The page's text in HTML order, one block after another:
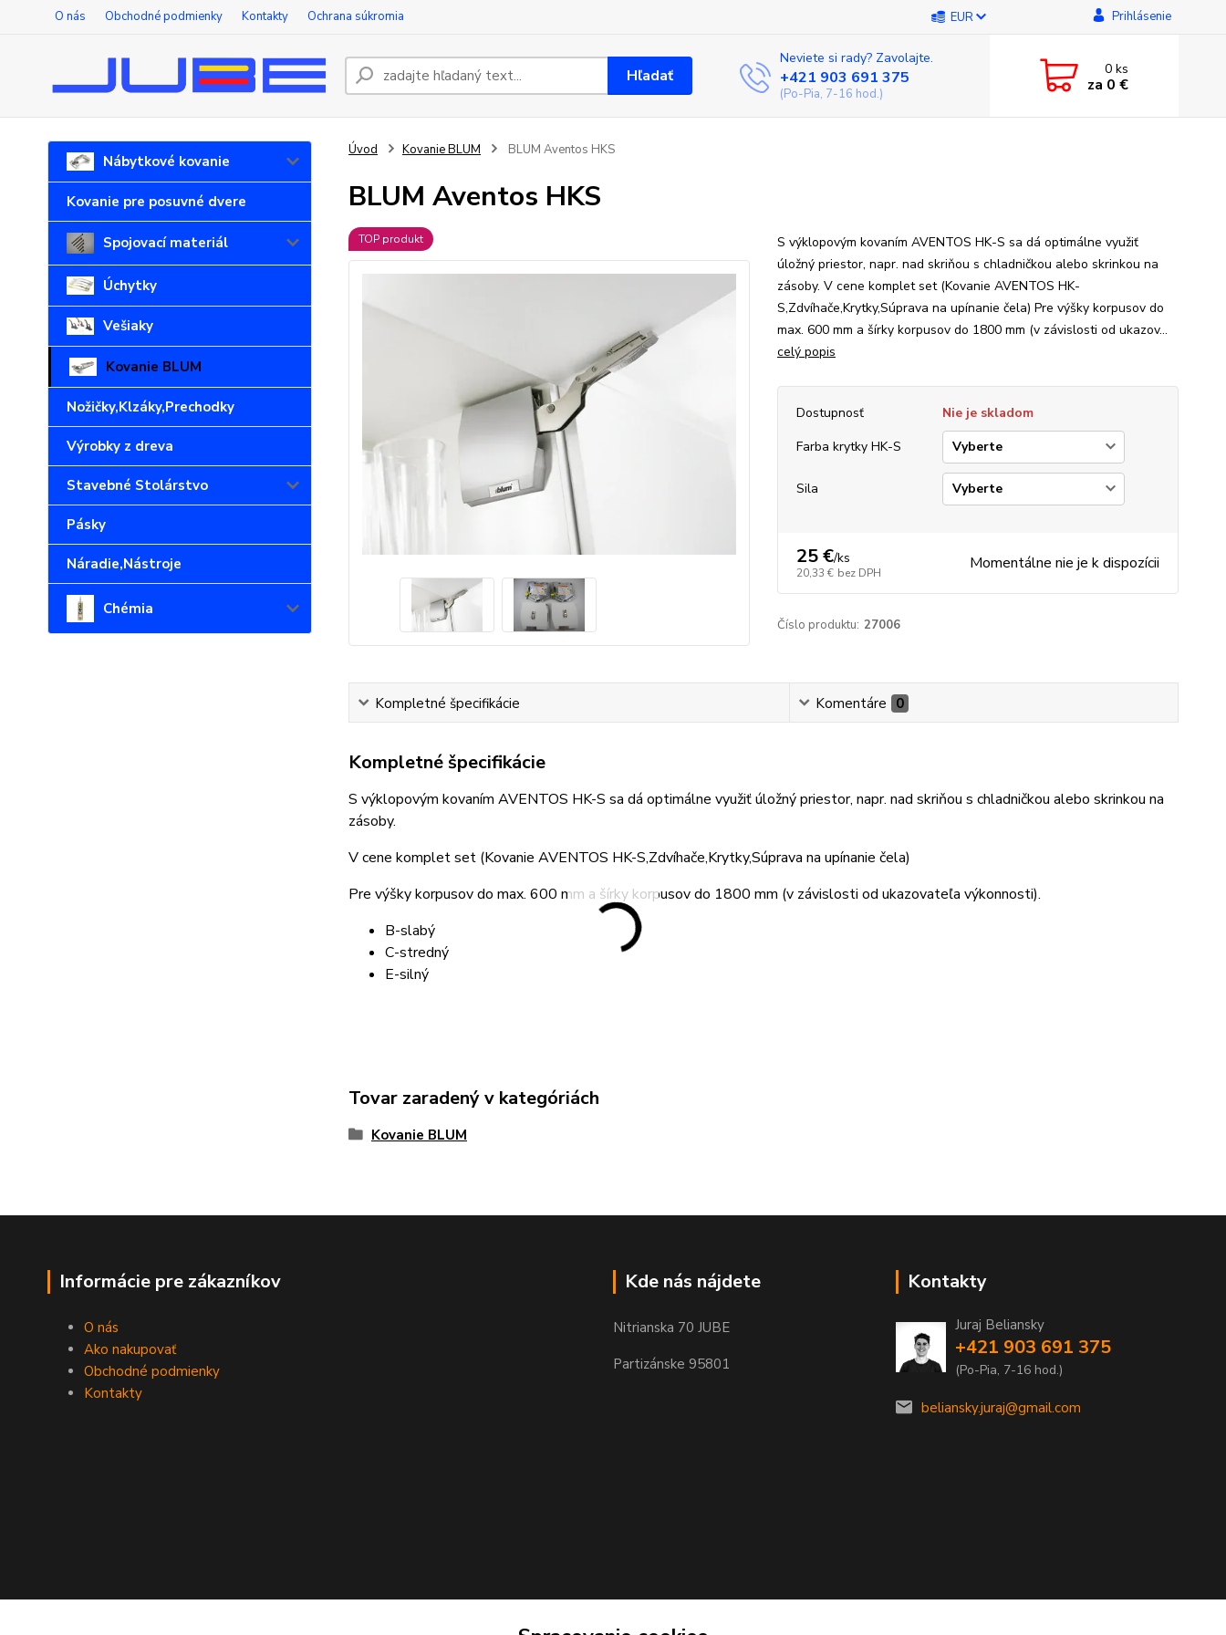
O nás Obchodné podmienky Kontakty Ochrana súkromia EUR Prihlásenie
Hľadať
Neviete si rady? Zavolajte.
+421 903 691 375
(Po-Pia, 7-16 hod.)
0ks
za 0 €
Nábytkové kovanie
Kovanie pre posuvné dvere
Spojovací materiál
Úchytky
Vešiaky
Kovanie BLUM
Nožičky,Klzáky,Prechodky
Výrobky z dreva
Stavebné Stolárstvo
Pásky
Náradie,Nástroje
Chémia
Úvod Kovanie BLUM BLUM Aventos HKS
BLUM Aventos HKS
TOP produkt
S výklopovým kovaním AVENTOS HK-S sa dá optimálne využiť
úložný priestor, napr. nad skriňou s chladničkou alebo skrinkou na
zásoby. V cene komplet set (Kovanie AVENTOS HK-
S,Zdvíhače,Krytky,Súprava na upínanie čela) Pre výšky korpusov do
max. 600 mm a šírky korpusov do 1800 mm (v závislosti od ukazov...
celý popis
Dostupnosť
Nie je skladom
Farba krytky HK-S
Sila
25 €/ks
20,33 € bez DPH Momentálne nie je k dispozícii
Číslo produktu: 27006
Kompletné špecifikácie Komentáre 0
Kompletné špecifikácie
S výklopovým kovaním AVENTOS HK-S sa dá optimálne využiť úložný priestor, napr. nad skriňou s chladničkou alebo skrinkou na
zásoby.
V cene komplet set (Kovanie AVENTOS HK-S,Zdvíhače,Krytky,Súprava na upínanie čela)
Pre výšky korpusov do max. 600 mm a šírky korpusov do 1800 mm (v závislosti od ukazovateľa výkonnosti).
B-slabý
C-stredný
E-silný
Tovar zaradený v kategóriách
Kovanie BLUM
Informácie pre zákazníkov
O nás
Ako nakupovať
Obchodné podmienky
Kontakty
Kde nás nájdete
Nitrianska 70 JUBE
Partizánske 95801
Kontakty
Juraj Beliansky
+421 903 691 375
(Po-Pia, 7-16 hod.)
beliansky.juraj@gmail.com